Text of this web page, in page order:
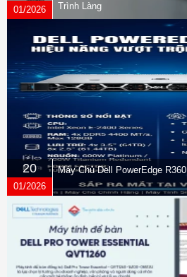
01/2026
Trình Làng
20
01/2026
Máy Chủ Dell PowerEdge R360